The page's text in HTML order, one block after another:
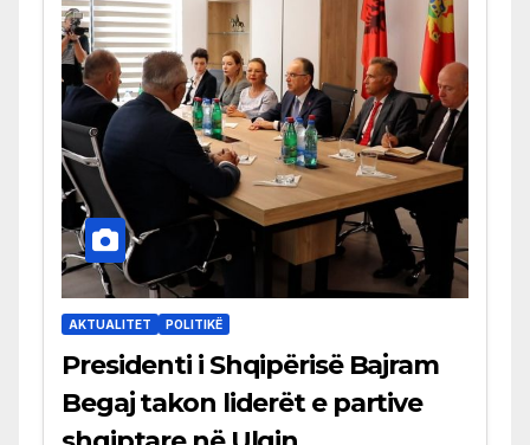
AKTUALITET POLITIKË
Presidenti i Shqipërisë Bajram
Begaj takon liderët e partive